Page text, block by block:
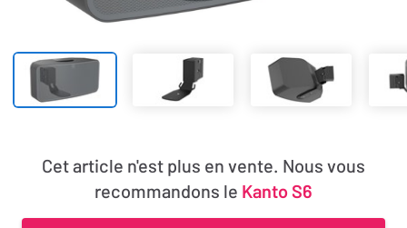
Cet article n'est plus en vente. Nous vous
recommandons le Kanto S6